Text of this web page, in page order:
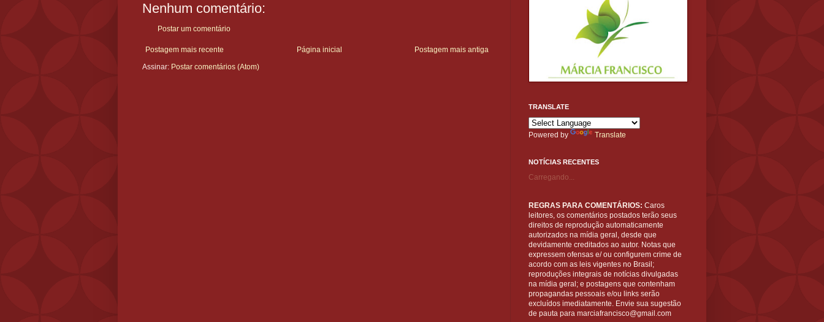
Nenhum comentário:
Postar um comentário
Postagem mais recente Postagem mais antiga
Página inicial
Assinar: Postar comentários (Atom)
TRANSLATE
Powered by Translate
NOTÍCIAS RECENTES
Carregando...
REGRAS PARA COMENTÁRIOS: Caros
leitores, os comentários postados terão seus
direitos de reprodução automaticamente
autorizados na mídia geral, desde que
devidamente creditados ao autor. Notas que
expressem ofensas e/ ou configurem crime de
acordo com as leis vigentes no Brasil;
reproduções integrais de notícias divulgadas
na mídia geral; e postagens que contenham
propagandas pessoais e/ou links serão
excluídos imediatamente. Envie sua sugestão
de pauta para marciafrancisco@gmail.com